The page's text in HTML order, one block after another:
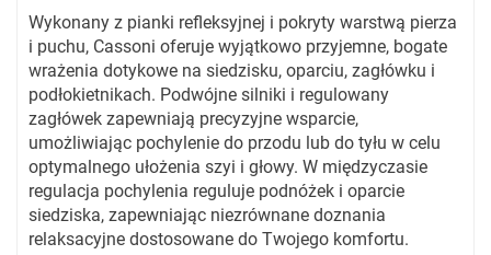
Wykonany z pianki refleksyjnej i pokryty warstwą pierza
i puchu, Cassoni oferuje wyjątkowo przyjemne, bogate
wrażenia dotykowe na siedzisku, oparciu, zagłówku i
podłokietnikach. Podwójne silniki i regulowany
zagłówek zapewniają precyzyjne wsparcie,
umożliwiając pochylenie do przodu lub do tyłu w celu
optymalnego ułożenia szyi i głowy. W międzyczasie
regulacja pochylenia reguluje podnóżek i oparcie
siedziska, zapewniając niezrównane doznania
relaksacyjne dostosowane do Twojego komfortu.